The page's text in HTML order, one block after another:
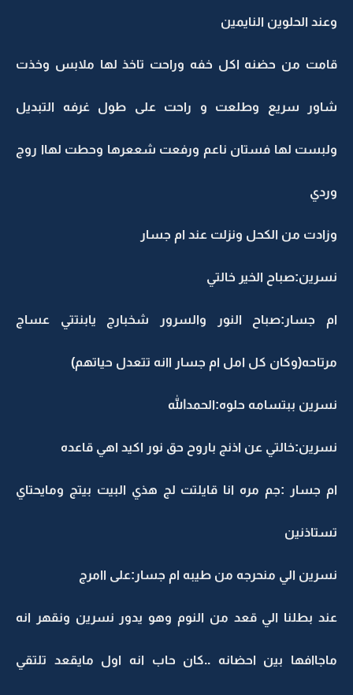
وعند الحلوين النايمين
قامت من حضنه اكل خفه وراحت تاخذ لها ملابس وخذت
شاور سريع وطلعت و راحت على طول غرفه التبديل
ولبست لها فستان ناعم ورفعت شععرها وحطت لهاا روج
وردي
وزادت من الكحل ونزلت عند ام جسار
نسرين:صباح الخير خالتي
ام جسار:صباح النور والسرور شخبارج يابنتتي عساج
مرتاحه(وكان كل امل ام جسار اانه تتعدل حياتهم)
نسرين ببتسامه حلوه:الحمدالله
نسرين:خالتي عن اذنج باروح حق نور اكيد اهي قاعده
ام جسار :جم مره انا قايلتت لج هذي البيت بيتج ومايحتاي
تستاذنين
نسرين الي منحرجه من طيبه ام جسار:على اامرج
عند بطلنا الي قعد من النوم وهو يدور نسرين ونقهر انه
ماجاافها بين احضانه ..كان حاب انه اول مايقعد تلتقي